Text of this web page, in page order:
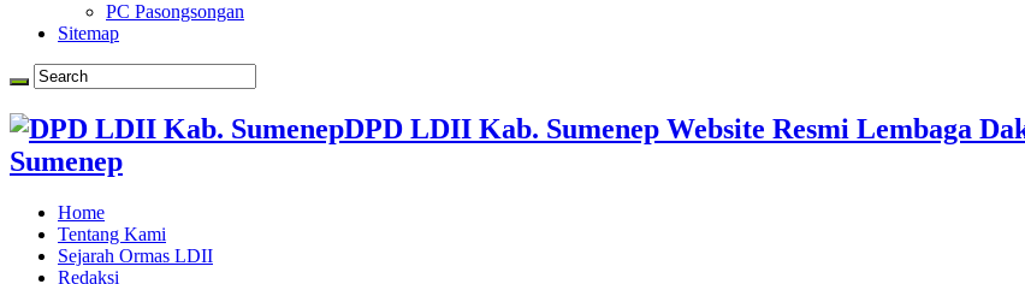
PC Pasongsongan
Sitemap
DPD LDII Kab. Sumenep Website Resmi Lembaga
Sumenep
Home
Tentang Kami
Sejarah Ormas LDII
Redaksi